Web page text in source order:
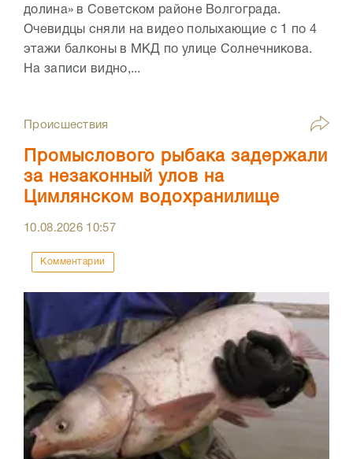
долина» в Советском районе Волгограда.
Очевидцы сняли на видео полыхающие с 1 по 4
этажи балконы в МКД по улице Солнечникова.
На записи видно,...
Происшествия
Промыслового рыбака задержали
за незаконный улов на
Цимлянском водохранилище
10.08.2026 10:57
Комментарии